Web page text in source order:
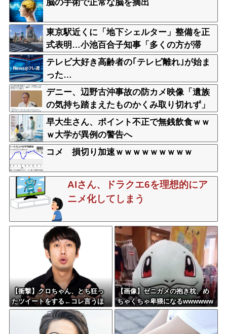
脳の手術で正常な脳を摘出
東京駅近くに「地下シェルター」整備を正
式表明…小池百合子知事「多くの方が滞
在、施設整備の効果高い」
テレビ大好き高齢者の｢テレビ離れ｣が始ま
った…
デニー、辺野古沖事故の防カメ映像「遺族
の気持ち踏まえたものかくみ取り切れず」
早大生さん、ポイント不正で無銭飲食ｗｗ
ｗ大学が異例の警告へ
コメ 損切り加速ｗｗｗｗｗｗｗｗｗ
AIさん、ドラクエ6を理想的にア
ニメ化してしまう
【衝撃】クロちゃん、とち狂っ
たツイートをする←コレ言うほ
どおかしいか？？？？？？
【画像】ゼニガメの抱き枕、め
ちゃくちゃ卑猥になるwwwwww
w